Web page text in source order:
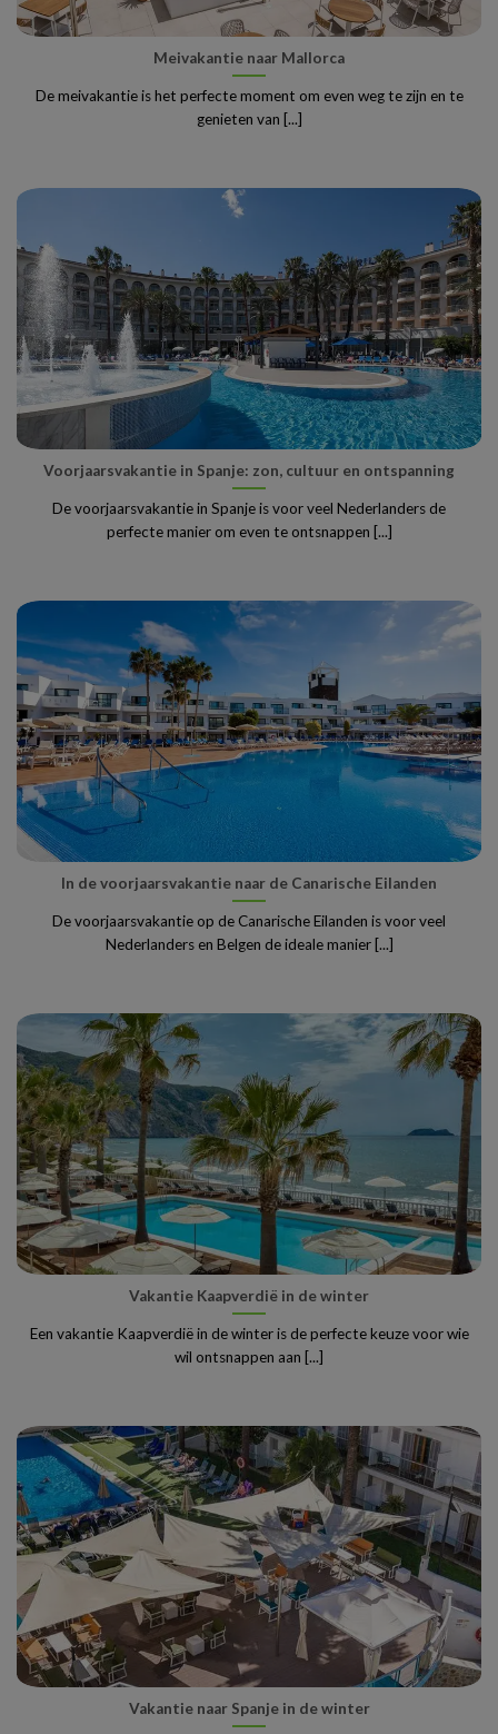
Meivakantie naar Mallorca
De meivakantie is het perfecte moment om even weg te zijn en te
genieten van [...]
Voorjaarsvakantie in Spanje: zon, cultuur en ontspanning
De voorjaarsvakantie in Spanje is voor veel Nederlanders de
perfecte manier om even te ontsnappen [...]
In de voorjaarsvakantie naar de Canarische Eilanden
De voorjaarsvakantie op de Canarische Eilanden is voor veel
Nederlanders en Belgen de ideale manier [...]
Vakantie Kaapverdië in de winter
Een vakantie Kaapverdië in de winter is de perfecte keuze voor wie
wil ontsnappen aan [...]
Vakantie naar Spanje in de winter